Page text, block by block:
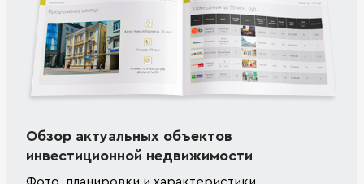
Обзор актуальных объектов
инвестиционной недвижимости